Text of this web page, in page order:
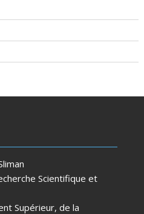
Scientifique et
Supérieur, de la